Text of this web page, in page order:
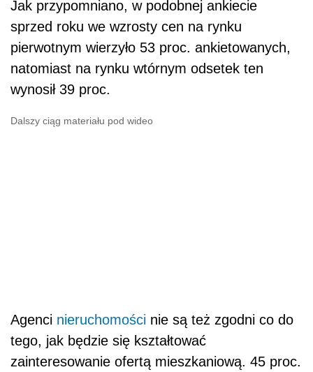
Jak przypomniano, w podobnej ankiecie
sprzed roku we wzrosty cen na rynku
pierwotnym wierzyło 53 proc. ankietowanych,
natomiast na rynku wtórnym odsetek ten
wynosił 39 proc.
Dalszy ciąg materiału pod wideo
Agenci nieruchomości nie są też zgodni co do
tego, jak będzie się kształtować
zainteresowanie ofertą mieszkaniową. 45 proc.